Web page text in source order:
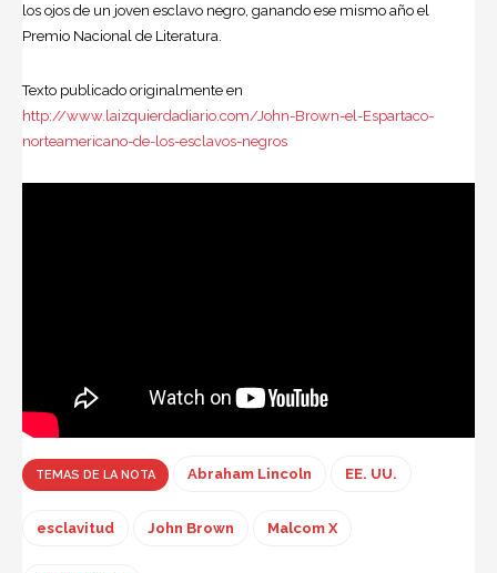
los ojos de un joven esclavo negro, ganando ese mismo año el
Premio Nacional de Literatura.
Texto publicado originalmente en
http://www.laizquierdadiario.com/John-Brown-el-Espartaco-
norteamericano-de-los-esclavos-negros
TEMAS DE LA NOTA Abraham Lincoln EE. UU.
esclavitud John Brown Malcom X